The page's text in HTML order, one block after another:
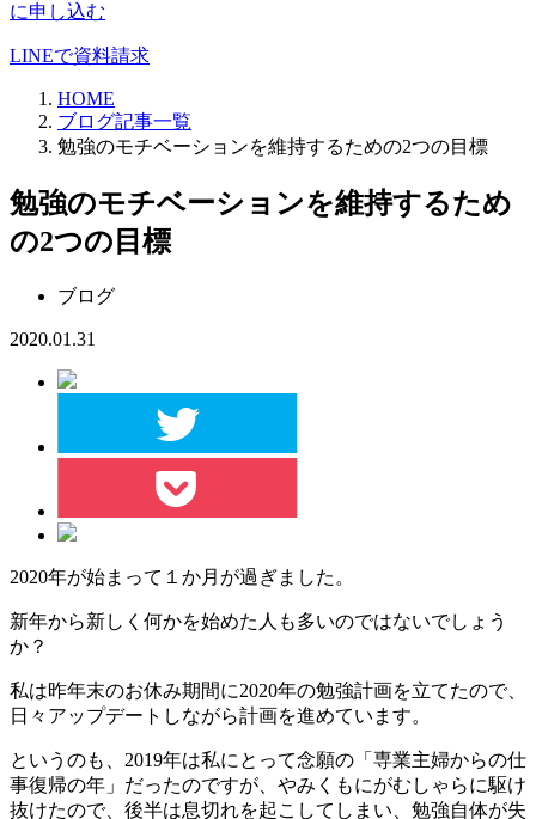
に申し込む
LINEで資料請求
HOME
ブログ記事一覧
勉強のモチベーションを維持するための2つの目標
勉強のモチベーションを維持するため
の2つの目標
ブログ
2020.01.31
2020年が始まって１か月が過ぎました。
新年から新しく何かを始めた人も多いのではないでしょう
か？
私は昨年末のお休み期間に2020年の勉強計画を立てたので、
日々アップデートしながら計画を進めています。
というのも、2019年は私にとって念願の「専業主婦からの仕
事復帰の年」だったのですが、やみくもにがむしゃらに駆け
抜けたので、後半は息切れを起こしてしまい、勉強自体が失